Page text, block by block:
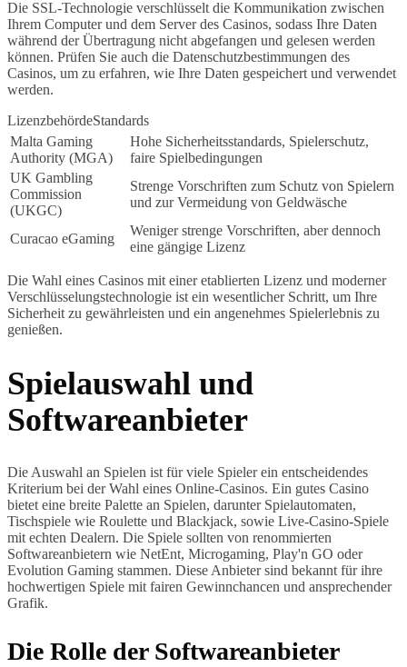
Die SSL-Technologie verschlüsselt die Kommunikation zwischen
Ihrem Computer und dem Server des Casinos, sodass Ihre Daten
während der Übertragung nicht abgefangen und gelesen werden
können. Prüfen Sie auch die Datenschutzbestimmungen des
Casinos, um zu erfahren, wie Ihre Daten gespeichert und verwendet
werden.
LizenzbehördeStandards
Malta Gaming
Authority (MGA)
Hohe Sicherheitsstandards, Spielerschutz,
faire Spielbedingungen
UK Gambling
Commission
(UKGC)
Strenge Vorschriften zum Schutz von Spielern
und zur Vermeidung von Geldwäsche
Curacao eGaming
Weniger strenge Vorschriften, aber dennoch
eine gängige Lizenz
Die Wahl eines Casinos mit einer etablierten Lizenz und moderner
Verschlüsselungstechnologie ist ein wesentlicher Schritt, um Ihre
Sicherheit zu gewährleisten und ein angenehmes Spielerlebnis zu
genießen.
Spielauswahl und
Softwareanbieter
Die Auswahl an Spielen ist für viele Spieler ein entscheidendes
Kriterium bei der Wahl eines Online-Casinos. Ein gutes Casino
bietet eine breite Palette an Spielen, darunter Spielautomaten,
Tischspiele wie Roulette und Blackjack, sowie Live-Casino-Spiele
mit echten Dealern. Die Spiele sollten von renommierten
Softwareanbietern wie NetEnt, Microgaming, Play'n GO oder
Evolution Gaming stammen. Diese Anbieter sind bekannt für ihre
hochwertigen Spiele mit fairen Gewinnchancen und ansprechender
Grafik.
Die Rolle der Softwareanbieter